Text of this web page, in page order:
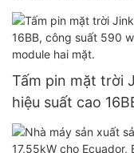
Trung Quốc
Tấm pin mặt trời
hiệu suất cao
watt, 630 watt,